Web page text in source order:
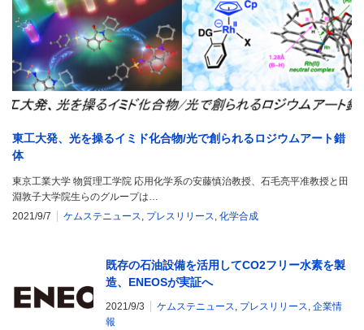
東工大発、光を操るイミド化合物/光で創られるロジウムアート錯
体
東京工業大学 物質理工学院 応用化学系の安藤慎治教授、石毛亮平准教授と田
淵敦子大学院生らのグループは…
2021/9/7
ケムステニュース, プレスリリース, 化学合成
既存の石油設備を活用してCO2フリー水素を製
造、ENEOSが実証へ
2021/9/3 ケムステニュース, プレスリリース, 企業情
報